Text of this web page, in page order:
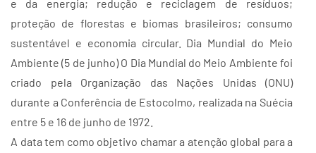
e da energia; redução e reciclagem de resíduos;
proteção de florestas e biomas brasileiros; consumo
sustentável e economia circular. Dia Mundial do Meio
Ambiente (5 de junho) O Dia Mundial do Meio Ambiente foi
criado pela Organização das Nações Unidas (ONU)
durante a Conferência de Estocolmo, realizada na Suécia
entre 5 e 16 de junho de 1972.
A data tem como objetivo chamar a atenção global para a